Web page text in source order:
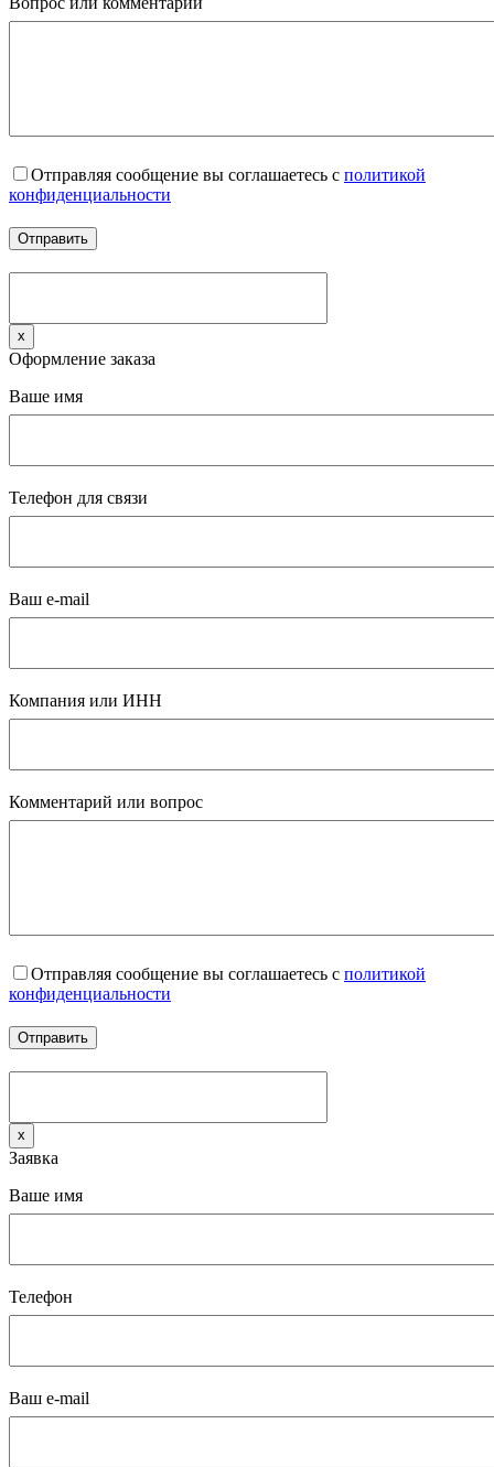
Отправляя сообщение вы соглашаетесь с политикой
конфиденциальности
x
Оформление заказа
Ваше имя
Телефон для связи
Ваш e-mail
Компания или ИНН
Комментарий или вопрос
Отправляя сообщение вы соглашаетесь с политикой
конфиденциальности
x
Заявка
Ваше имя
Телефон
Ваш e-mail